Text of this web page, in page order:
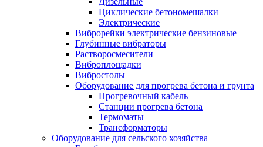
Циклические бетономешалки
Электрические
Виброрейки электрические бензиновые
Глубинные вибраторы
Растворосмесители
Виброплощадки
Вибростолы
Оборудование для прогрева бетона и грунта
Прогревочный кабель
Станции прогрева бетона
Термоматы
Трансформаторы
Оборудование для сельского хозяйства